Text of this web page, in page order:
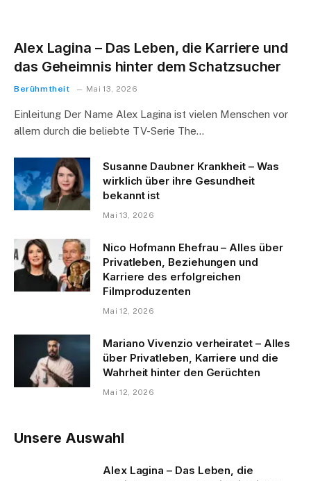
Alex Lagina – Das Leben, die Karriere und
das Geheimnis hinter dem Schatzsucher
Berühmtheit Mai 13, 2026
Einleitung Der Name Alex Lagina ist vielen Menschen vor
allem durch die beliebte TV-Serie The…
Susanne Daubner Krankheit – Was
wirklich über ihre Gesundheit
bekannt ist
Mai 13, 2026
Nico Hofmann Ehefrau – Alles über
Privatleben, Beziehungen und
Karriere des erfolgreichen
Filmproduzenten
Mai 12, 2026
Mariano Vivenzio verheiratet – Alles
über Privatleben, Karriere und die
Wahrheit hinter den Gerüchten
Mai 12, 2026
Unsere Auswahl
Alex Lagina – Das Leben, die